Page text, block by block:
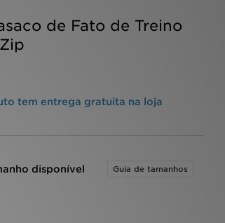
de Fato de Treino
tem entrega gratuita na loja
disponível Guia de tamanhos